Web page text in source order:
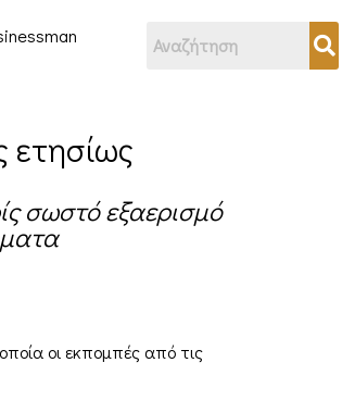
ετησίως
σωστό εξαερισμό
οι εκπομπές από τις